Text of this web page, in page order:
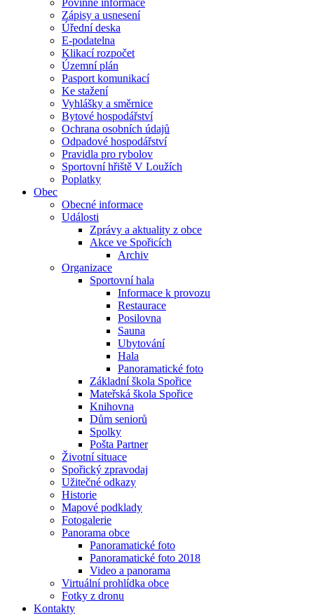
Povinné informace
Zápisy a usnesení
Úřední deska
E-podatelna
Klikací rozpočet
Územní plán
Pasport komunikací
Ke stažení
Vyhlášky a směrnice
Bytové hospodářství
Ochrana osobních údajů
Odpadové hospodářství
Pravidla pro rybolov
Sportovní hřiště V Loužích
Poplatky
Obec
Obecné informace
Události
Zprávy a aktuality z obce
Akce ve Spořicích
Archiv
Organizace
Sportovní hala
Informace k provozu
Restaurace
Posilovna
Sauna
Ubytování
Hala
Panoramatické foto
Základní škola Spořice
Mateřská škola Spořice
Knihovna
Dům seniorů
Spolky
Pošta Partner
Životní situace
Spořický zpravodaj
Užitečné odkazy
Historie
Mapové podklady
Fotogalerie
Panorama obce
Panoramatické foto
Panoramatické foto 2018
Video a panorama
Virtuální prohlídka obce
Fotky z dronu
Kontakty